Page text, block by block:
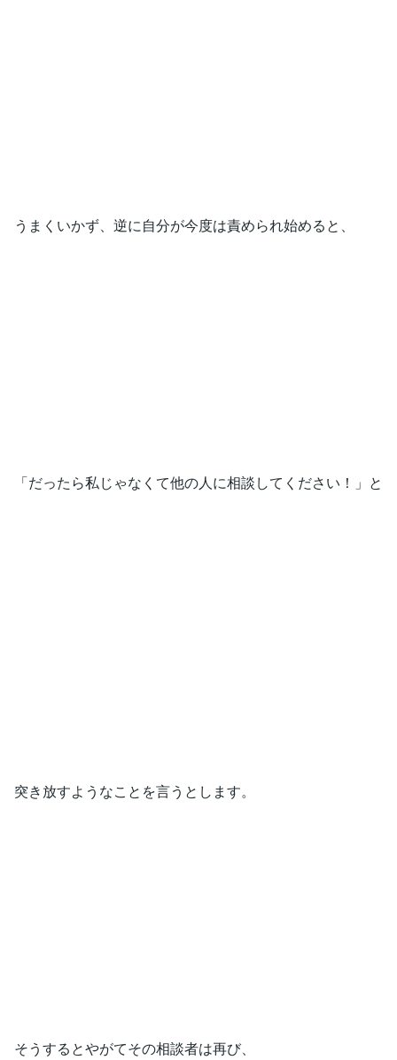
うまくいかず、逆に自分が今度は責められ始めると、
「だったら私じゃなくて他の人に相談してください！」と
突き放すようなことを言うとします。
そうするとやがてその相談者は再び、